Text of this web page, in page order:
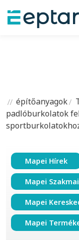
építőanyagok
padlóburkolatok
Mapei Hírek
Mapei
Mapei
Mapei